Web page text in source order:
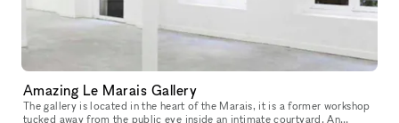
Amazing Le Marais Gallery
The gallery is located in the heart of the Marais, it is a former workshop
tucked away from the public eye inside an intimate courtyard. An